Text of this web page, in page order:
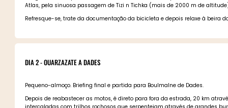
Atlas, pela sinuosa passagem de Tizi n Tichka (mais de 2000 m de
Refresque-se, trate da documentação da bicicleta e depois relaxe à beira
DIA 2 - OUARZAZATE A DADES
Pequeno-almoço. Briefing final e partida para Boulmalne de Dades.
Depois de reabastecer as motos, é direto para fora da estrada, 20 km